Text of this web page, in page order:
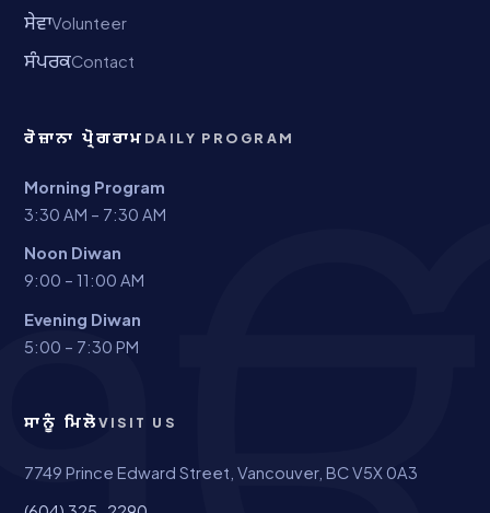
ਸੇਵਾVolunteer
ਸੰਪਰਕContact
ਰੋਜ਼ਾਨਾ ਪ੍ਰੋਗਰਾਮ DAILY PROGRAM
Morning Program
3:30 AM – 7:30 AM
Noon Diwan
9:00 – 11:00 AM
Evening Diwan
5:00 – 7:30 PM
ਸਾਨੂੰ ਮਿਲੋVISIT US
7749 Prince Edward Street, Vancouver, BC V5X 0A3